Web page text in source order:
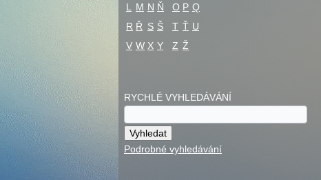
L
M N Ň O P Q
R Ř S Š T Ť U
V W X Y Z Ž
RYCHLÉ VYHLEDÁVÁNÍ
Podrobné vyhledávání